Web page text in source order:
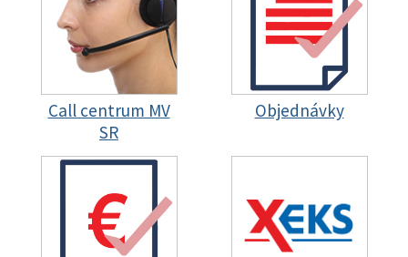
Call centrum MV
SR
Objednávky